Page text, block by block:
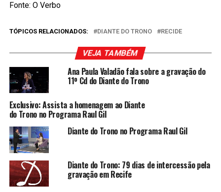
Fonte: O Verbo
TÓPICOS RELACIONADOS: DIANTE DO TRONO RECIDE
VEJA TAMBÉM
Ana Paula Valadão fala sobre a gravação do
11º Cd do Diante do Trono
Exclusivo: Assista a homenagem ao Diante
do Trono no Programa Raul Gil
Diante do Trono no Programa Raul Gil
Diante do Trono: 79 dias de intercessão pela
gravação em Recife